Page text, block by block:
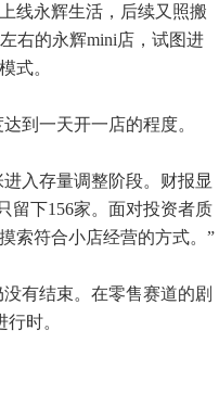
线永辉生活，后续又照搬
右的永辉mini店，试图进
式。
到一天开一店的程度。
入存量调整阶段。财报显
留下156家。面对投资者质
索符合小店经营的方式。”
有结束。在零售赛道的剧
时。